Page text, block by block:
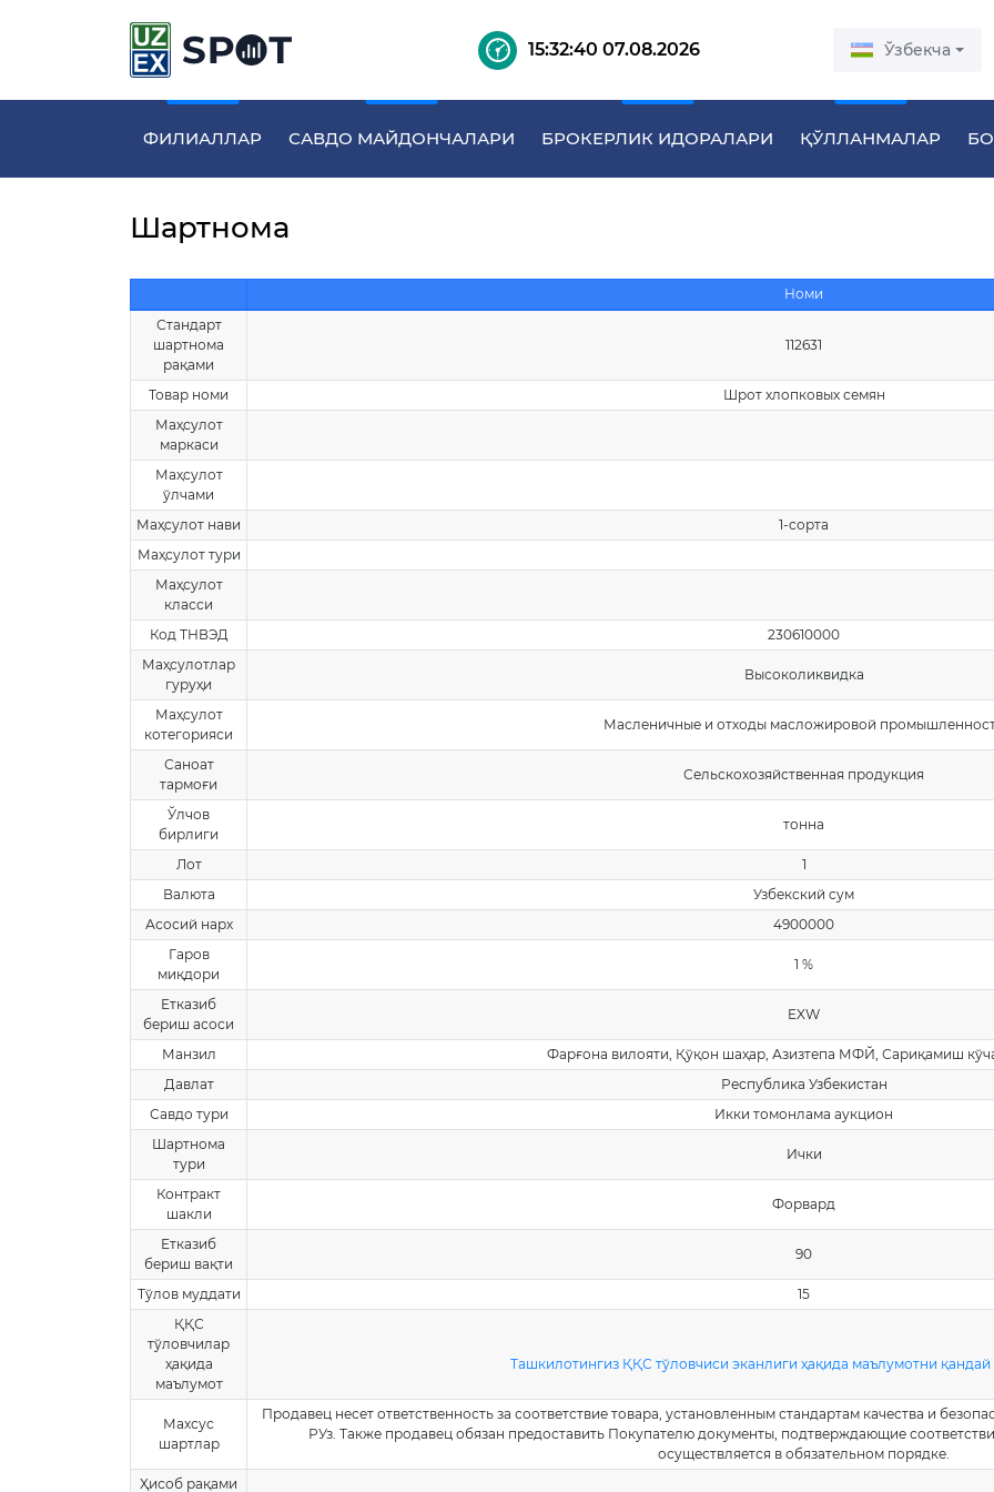
15:32:41 07.08.2026 Ўзбекча
ФИЛИАЛЛАР САВДО МАЙДОНЧАЛАРИ БРОКЕРЛИК ИДОРАЛАРИ ҚЎЛЛАНМАЛАР
Шартнома
Номи
Стандарт
шартнома
рақами
112631
Товар номи
Шрот хлопковых семян
Маҳсулот
маркаси
Маҳсулот
ўлчами
Маҳсулот нави
1-сорта
Маҳсулот тури
Маҳсулот
класси
Код ТНВЭД
230610000
Маҳсулотлар
гуруҳи
Высоколиквидка
Маҳсулот
котегорияси
Масленичные и отходы масложировой
Саноат
тармоғи
Сельскохозяйственная продукция
Ўлчов
бирлиги
тонна
Лот
1
Валюта
Узбекский сум
Асосий нарх
4900000
Гаров
миқдори
1 %
Етказиб
бериш асоси
EXW
Манзил
Фарғона вилояти, Қўқон шаҳар, Азизтепа МФЙ, Сариқамиш
Давлат
Республика Узбекистан
Савдо тури
Икки томонлама аукцион
Шартнома
тури
Ички
Контракт
шакли
Форвард
Етказиб
бериш вақти
90
Тўлов муддати
15
ҚҚС
тўловчилар
ҳақида
маълумот
Ташкилотингиз ҚҚС тўловчиси эканлиги ҳақида маълумотни
Махсус
шартлар
Продавец несет ответственность за соответствие товара, установленным стандартам качества и
РУз. Также продавец обязан предоставить Покупателю документы, подтверждающие
осуществляется в обязательном порядке.
Ҳисоб рақами